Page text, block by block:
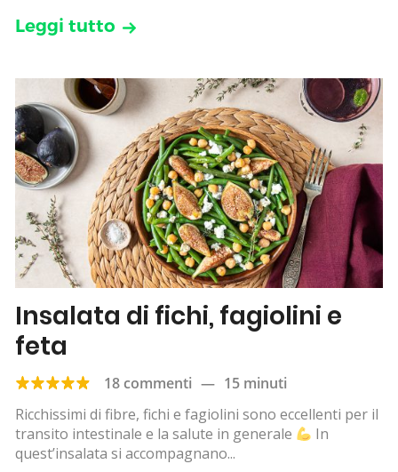
Leggi tutto
Insalata di fichi, fagiolini e
feta
18 commenti — 15 minuti
Ricchissimi di fibre, fichi e fagiolini sono eccellenti per il
transito intestinale e la salute in generale
In
quest’insalata si accompagnano...